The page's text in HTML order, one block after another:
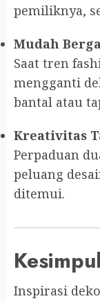
pemiliknya,
Mudah
Saat tren
mengganti
bantal atau
Kreativitas
Perpaduan
peluang
ditemui.
Inspirasi